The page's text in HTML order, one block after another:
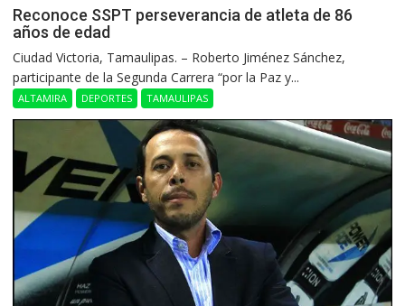
Reconoce SSPT perseverancia de atleta de 86
años de edad
Ciudad Victoria, Tamaulipas. – Roberto Jiménez Sánchez,
participante de la Segunda Carrera “por la Paz y...
ALTAMIRA DEPORTES TAMAULIPAS